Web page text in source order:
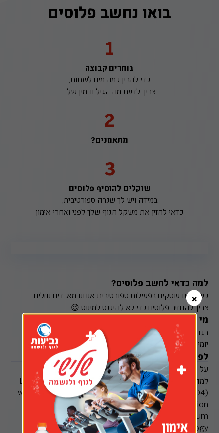
בואו נחשב פלוסים
1
בוחרים קבוצה
כדי להבין כמה מים לשתות,
צריך לדעת מה הגיל והמין שלך
2
מתאמנים?
3
שוקלים להוסיף פלוסים
במידה ויש לך שגרה ספורטיבית,
כדאי להזין את משקל הגוף שלך לפני ואחרי אימון
למה כדאי לחשב פלוסים?
כשאנחנו עוסקים בפעילות ספורטיבית אנחנו מאבדים נוזלים.
צריך להחזיר פלוסים כדי לא להיכנס למינוס 😉
מי צריך לחשב פלוסים?
בגדול כולם, בעיקר אוכלוסיה בריאה, באקלים נוח ובפעילות יום
יומית רגילה ללא מאמץ.
לפי מה מחושבת הנוסחה?
על פי ההמלצות החדשות לשתייה של האקדמיה האמריקאית
למדעים משנת 2004. מקורות: Dietary Refrence Intake for
water, Potassium, Sodiur, Chloride, and Sulfate (2004)
(IOM) Institue of Medicine (FNB) Food and Nutrition
Board. Baker LB. Sweating Rate and Sweat Sodium
Concentration in Athletes: A Review of Methodology
×